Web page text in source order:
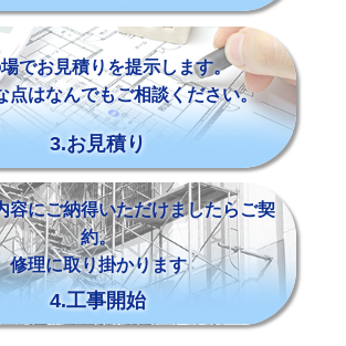
でお見積りを提示します。
点はなんでもご相談ください。
3.お見積り
容にご納得いただけましたらご契
約。
修理に取り掛かります
4.工事開始